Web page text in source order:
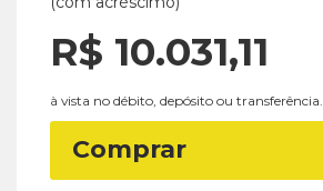
R$ 10.031,11
à vista no débito, depósito ou transferência.
Comprar